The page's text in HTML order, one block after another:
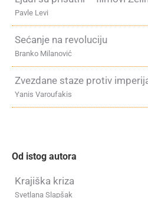
Pavle Levi
Sećanje na revoluciju
Branko Milanović
Zvezdane staze protiv
Yanis Varoufakis
Od istog autora
Krajiška kriza
Svetlana Slapšak